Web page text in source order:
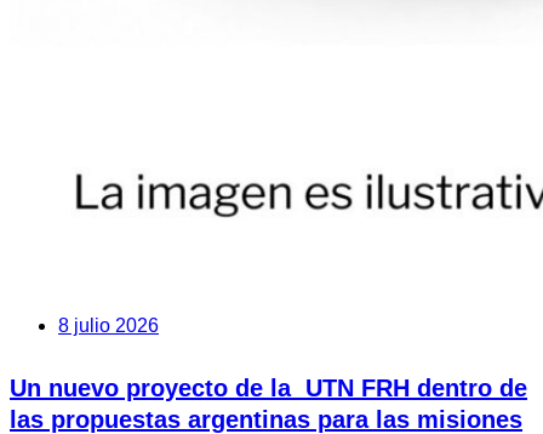
8 julio 2026
Un nuevo proyecto de la UTN FRH dentro de
las propuestas argentinas para las misiones